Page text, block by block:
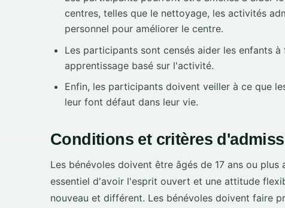
centres, telles que le nettoyage, les activités
personnel pour améliorer le centre.
Les participants sont censés aider les enfants
apprentissage basé sur l'activité.
Enfin, les participants doivent veiller à ce que
leur font défaut dans leur vie.
Conditions et critères
Les bénévoles doivent être âgés de 17 ans ou
essentiel d'avoir l'esprit ouvert et une attitude
nouveau et différent. Les bénévoles doivent faire